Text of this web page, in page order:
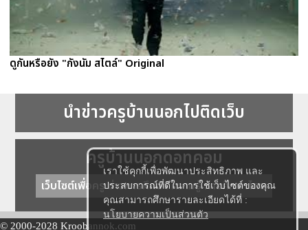
เราใช้คุกกี้เพื่อพัฒนาประสิทธิภาพ และ
ประสบการณ์ที่ดีในการใช้เว็บไซต์ของคุณ
คุณสามารถศึกษารายละเอียดได้ที่ :
นโยบายความเป็นส่วนตัว
ดูกันหรือยัง "กังนัม สไตล์" Original
นำข่าวครูบ้านนอกไปติดเว็บ
ครูบ้านนอกดอทคอม
เว็บไซต์เพื่อครู ข่าวการศึกษา ความรู้ การศึกษาไทย
© 2000-2028 Kroobannok.com